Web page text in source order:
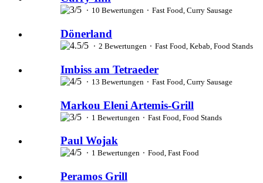
⬝ 10 Bewertungen ⬝ Fast Food, Curry Sausage
Dönerland
⬝ 2 Bewertungen ⬝ Fast Food, Kebab, Food Stands
Imbiss am Tetraeder
⬝ 13 Bewertungen ⬝ Fast Food, Curry Sausage
Markou Eleni Artemis-Grill
⬝ 1 Bewertungen ⬝ Fast Food, Food Stands
Paul Wojak
⬝ 1 Bewertungen ⬝ Food, Fast Food
Peramos Grill